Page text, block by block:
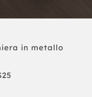
in metallo